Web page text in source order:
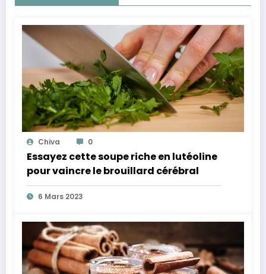
Chiva 0
Essayez cette soupe riche en lutéoline
pour vaincre le brouillard cérébral
6 Mars 2023